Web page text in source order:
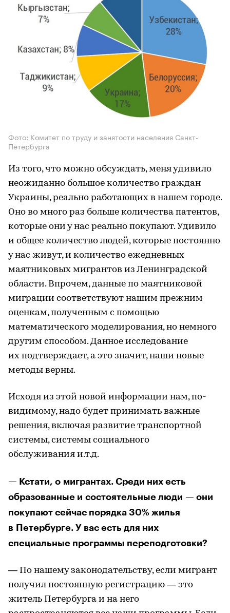
Фото: Комитет по труду и занятости населения Санкт-
Петербурга
Из того, что можно обсуждать, меня удивило
неожиданно большое количество граждан
Украины, реально работающих в нашем городе.
Оно во много раз больше количества патентов,
которые они у нас реально покупают. Удивило
и общее количество людей, которые постоянно
у нас живут, и количество ежедневных
маятниковых мигрантов из Ленинградской
области. Впрочем, данные по маятниковой
миграции соответствуют нашим прежним
оценкам, полученным с помощью
математического моделирования, но немного
другим способом. Данное исследование
их подтверждает, а это значит, наши новые
методы верны.
Исходя из этой новой информации нам, по-
видимому, надо будет принимать важные
решения, включая развитие транспортной
системы, системы социального
обслуживания и.т.д.
— Кстати, о мигрантах. Среди них есть
образованные и состоятельные люди — они
покупают сейчас порядка 30% жилья
в Петербурге. У вас есть для них
специальные программы переподготовки?
— По нашему законодательству, если мигрант
получил постоянную регистрацию — это
житель Петербурга и на него